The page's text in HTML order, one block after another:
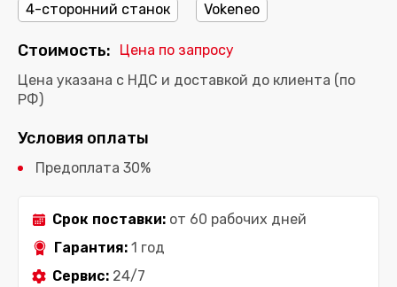
4-сторонний станок Vokeneo
Стоимость:
Цена по запросу
Цена указана с НДС и доставкой до клиента (по
РФ)
Условия оплаты
Предоплата 30%
Срок поставки: от 60 рабочих дней
Гарантия: 1 год
Сервис: 24/7